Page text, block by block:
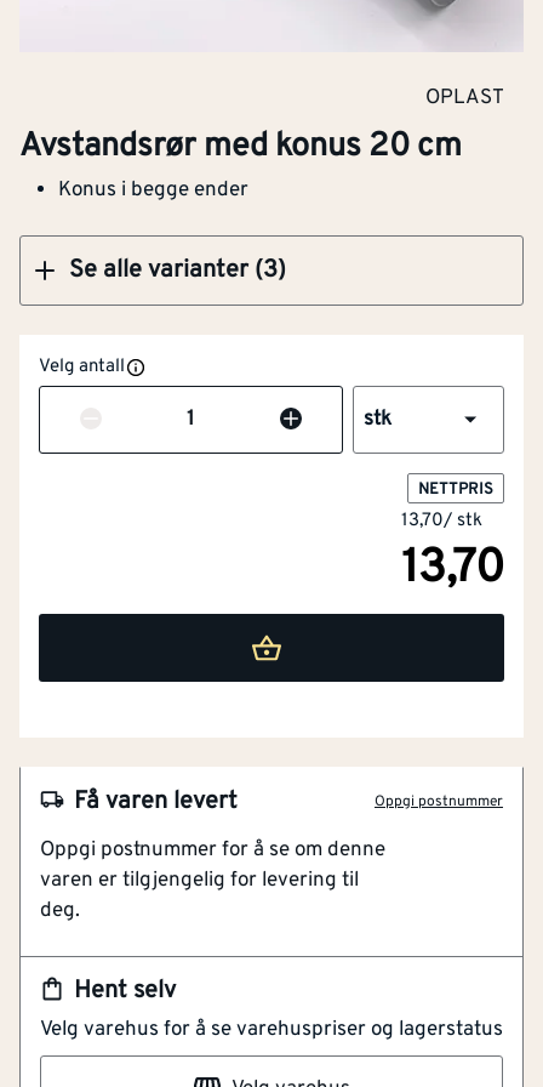
OPLAST
Avstandsrør med konus 20 cm
Konus i begge ender
Se alle varianter (3)
Klikk og hent
Velg antall
Antall stk
NETTPRIS
13,70/ stk
13,70
Hent selv
Velg varehus for å se varehuspriser og lagerstatus
Få varen levert Oppgi postnummer
Oppgi postnummer for å se om denne
varen er tilgjengelig for levering til
deg.
Artikkelnummer
Konus i begge ender